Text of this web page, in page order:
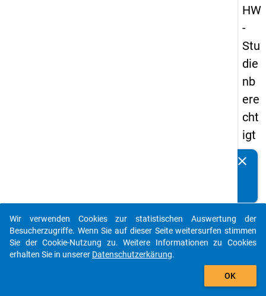
HW
-
Stu
die
nb
ere
cht
igt
en
s
20
15
clear
auto_stories
add_shopping_cart
Wir verwenden Cookies zur statistischen Auswertung der
Besucherzugriffe. Wenn Sie auf dieser Seite weitersurfen stimmen
Sie der Cookie-Nutzung zu. Weitere Informationen zu Cookies
erhalten Sie in unserer Datenschutzerkärung.
OK